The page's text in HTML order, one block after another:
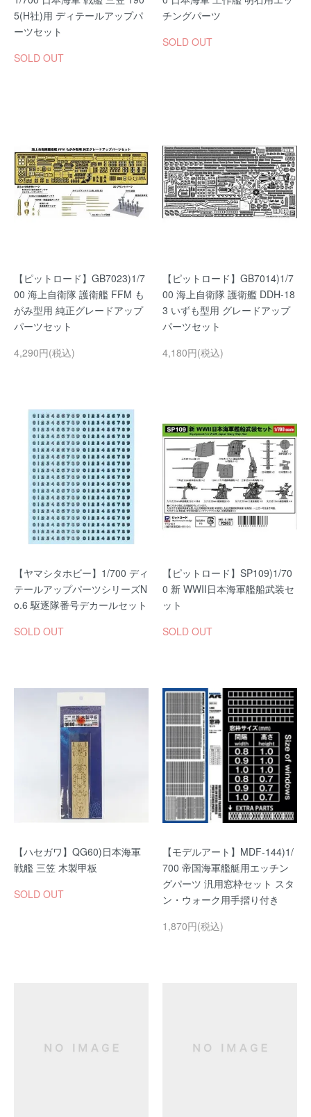
5(H社)用 ディテールアップパ
ーツセット
SOLD OUT
チングパーツ
SOLD OUT
【ピットロード】GB7023)1/7
00 海上自衛隊 護衛艦 FFM も
がみ型用 純正グレードアップ
パーツセット
4,290円(税込)
【ピットロード】GB7014)1/7
00 海上自衛隊 護衛艦 DDH-18
3 いずも型用 グレードアップ
パーツセット
4,180円(税込)
【ヤマシタホビー】1/700 ディ
テールアップパーツシリーズN
o.6 駆逐隊番号デカールセット
SOLD OUT
【ピットロード】SP109)1/70
0 新 WWII日本海軍艦船武装セ
ット
SOLD OUT
【ハセガワ】QG60)日本海軍
戦艦 三笠 木製甲板
SOLD OUT
【モデルアート】MDF-144)1/
700 帝国海軍艦艇用エッチン
グパーツ 汎用窓枠セット スタ
ン・ウォーク用手摺り付き
1,870円(税込)